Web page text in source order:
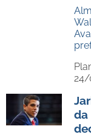
24/
da